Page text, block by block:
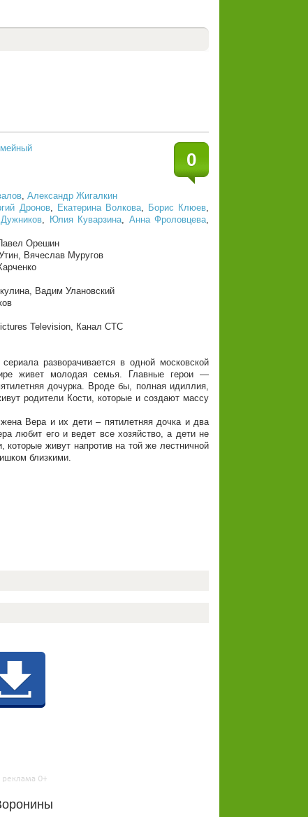
0
, Александр Жигалкин
Дронов, Екатерина Волкова, Борис Клюев,
, Юлия Куварзина, Анна Фроловцева,
Орешин
Вячеслав Муругов
Вадим Улановский
Television, Канал СТС
сериала разворачивается в одной московской
живет молодая семья. Главные герои —
дочурка. Вроде бы, полная идиллия,
родители Кости, которые и создают массу
Вера и их дети – пятилетняя дочка и два
любит его и ведет все хозяйство, а дети не
живут напротив на той же лестничной
близкими.